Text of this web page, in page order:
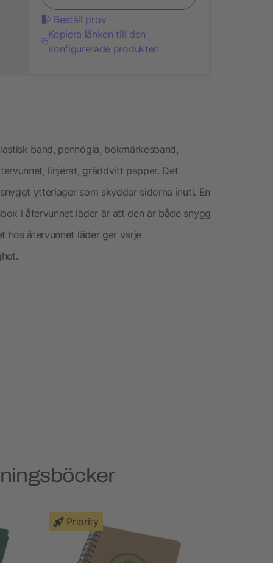
Beställ prov
Kopiera länken till den
konfigurerade produkten
band, pennögla, bokmärkesband,
linjerat, gräddvitt papper. Det
ytterlager som skyddar sidorna inuti. En
i återvunnet läder är att den är både snygg
hos återvunnet läder ger varje
Priority